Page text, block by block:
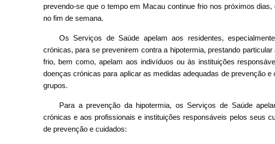
prevendo-se que o tempo em Macau continue frio nos próximos
no fim de semana.
Os Serviços de Saúde apelam aos residentes,
crónicas, para se prevenirem contra a hipotermia, prestando
frio, bem como, apelam aos indivíduos ou às instituições
doenças crónicas para aplicar as medidas adequadas de prevenção
grupos.
Para a prevenção da hipotermia, os Serviços de Saúde
crónicas e aos profissionais e instituições responsáveis pelos seus
de prevenção e cuidados: